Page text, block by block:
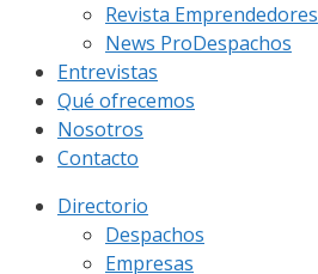
Revista Emprendedores
News ProDespachos
Entrevistas
Qué ofrecemos
Nosotros
Contacto
Directorio
Despachos
Empresas